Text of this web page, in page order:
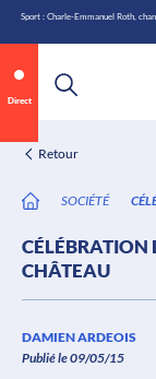
Aller
au
contenu
Sport : Charle-Emmanuel Roth,
Direct
Retour
SOCIÉTÉ
CÉLÉBRATION
CHÂTEAU
DAMIEN ARDEOIS
Publié le 09/05/15
0:07 / 0:12